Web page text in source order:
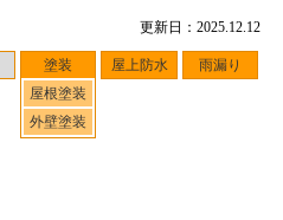
更新日：2025.12.12
塗装
屋根塗装
外壁塗装
屋上防水 雨漏り